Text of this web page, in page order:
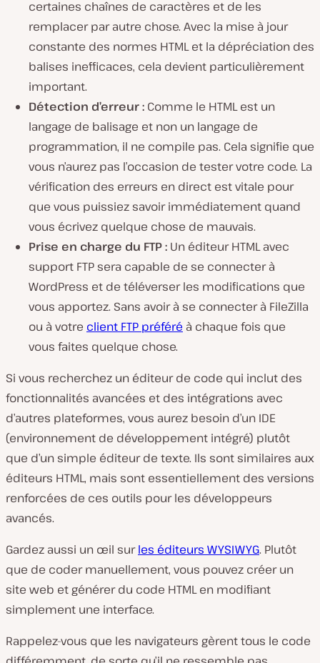
certaines chaînes de caractères et de les
remplacer par autre chose. Avec la mise à jour
constante des normes HTML et la dépréciation des
balises inefficaces, cela devient particulièrement
important.
Détection d’erreur : Comme le HTML est un
langage de balisage et non un langage de
programmation, il ne compile pas. Cela signifie que
vous n’aurez pas l’occasion de tester votre code. La
vérification des erreurs en direct est vitale pour
que vous puissiez savoir immédiatement quand
vous écrivez quelque chose de mauvais.
Prise en charge du FTP : Un éditeur HTML avec
support FTP sera capable de se connecter à
WordPress et de téléverser les modifications que
vous apportez. Sans avoir à se connecter à FileZilla
ou à votre client FTP préféré à chaque fois que
vous faites quelque chose.
Si vous recherchez un éditeur de code qui inclut des
fonctionnalités avancées et des intégrations avec
d’autres plateformes, vous aurez besoin d’un IDE
(environnement de développement intégré) plutôt
que d’un simple éditeur de texte. Ils sont similaires aux
éditeurs HTML, mais sont essentiellement des versions
renforcées de ces outils pour les développeurs
avancés.
Gardez aussi un œil surles éditeurs WYSIWYG. Plutôt
que de coder manuellement, vous pouvez créer un
site web et générer du code HTML en modifiant
simplement une interface.
Rappelez-vous que les navigateurs gèrent tous le code